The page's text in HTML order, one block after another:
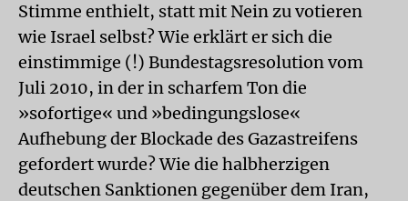
Stimme enthielt, statt mit Nein zu votieren
wie Israel selbst? Wie erklärt er sich die
einstimmige (!) Bundestagsresolution vom
Juli 2010, in der in scharfem Ton die
»sofortige« und »bedingungslose«
Aufhebung der Blockade des Gazastreifens
gefordert wurde? Wie die halbherzigen
deutschen Sanktionen gegenüber dem Iran,